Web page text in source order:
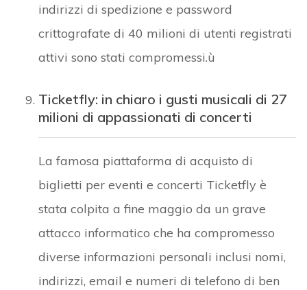
indirizzi di spedizione e password
crittografate di 40 milioni di utenti registrati
attivi sono stati compromessi.ù
Ticketfly: in chiaro i gusti musicali di 27
milioni di appassionati di concerti
La famosa piattaforma di acquisto di
biglietti per eventi e concerti Ticketfly è
stata colpita a fine maggio da un grave
attacco informatico che ha compromesso
diverse informazioni personali inclusi nomi,
indirizzi, email e numeri di telefono di ben